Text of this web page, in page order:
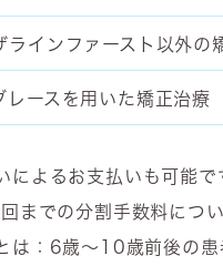
ラインファースト以外の
レースを用いた矯正治療
によるお支払いも可能で
までの分割手数料につ
は：6歳～10歳前後の患